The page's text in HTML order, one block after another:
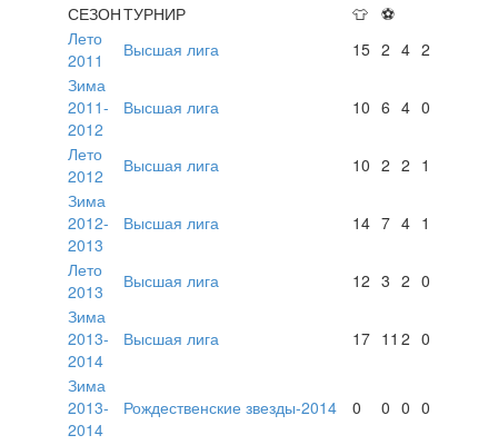
СЕЗОНТУРНИР 👕 ⚽
Лето
2011
Высшая лига 15 2 4 2
Зима
2011-
2012
Высшая лига 10 6 4 0
Лето
2012
Высшая лига 10 2 2 1
Зима
2012-
2013
Высшая лига 14 7 4 1
Лето
2013
Высшая лига 12 3 2 0
Зима
2013-
2014
Высшая лига 17 11 2 0
Зима
2013-
2014
Рождественские звезды-2014 0 0 0 0